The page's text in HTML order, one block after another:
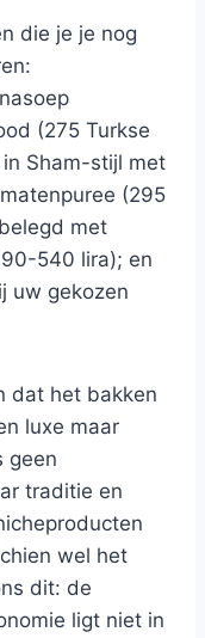
die je je nog
(275 Turkse
Sham-stijl met
(295
met
540 lira); en
uw gekozen
dat het bakken
luxe maar
geen
traditie en
wel het
dit: de
ligt niet in